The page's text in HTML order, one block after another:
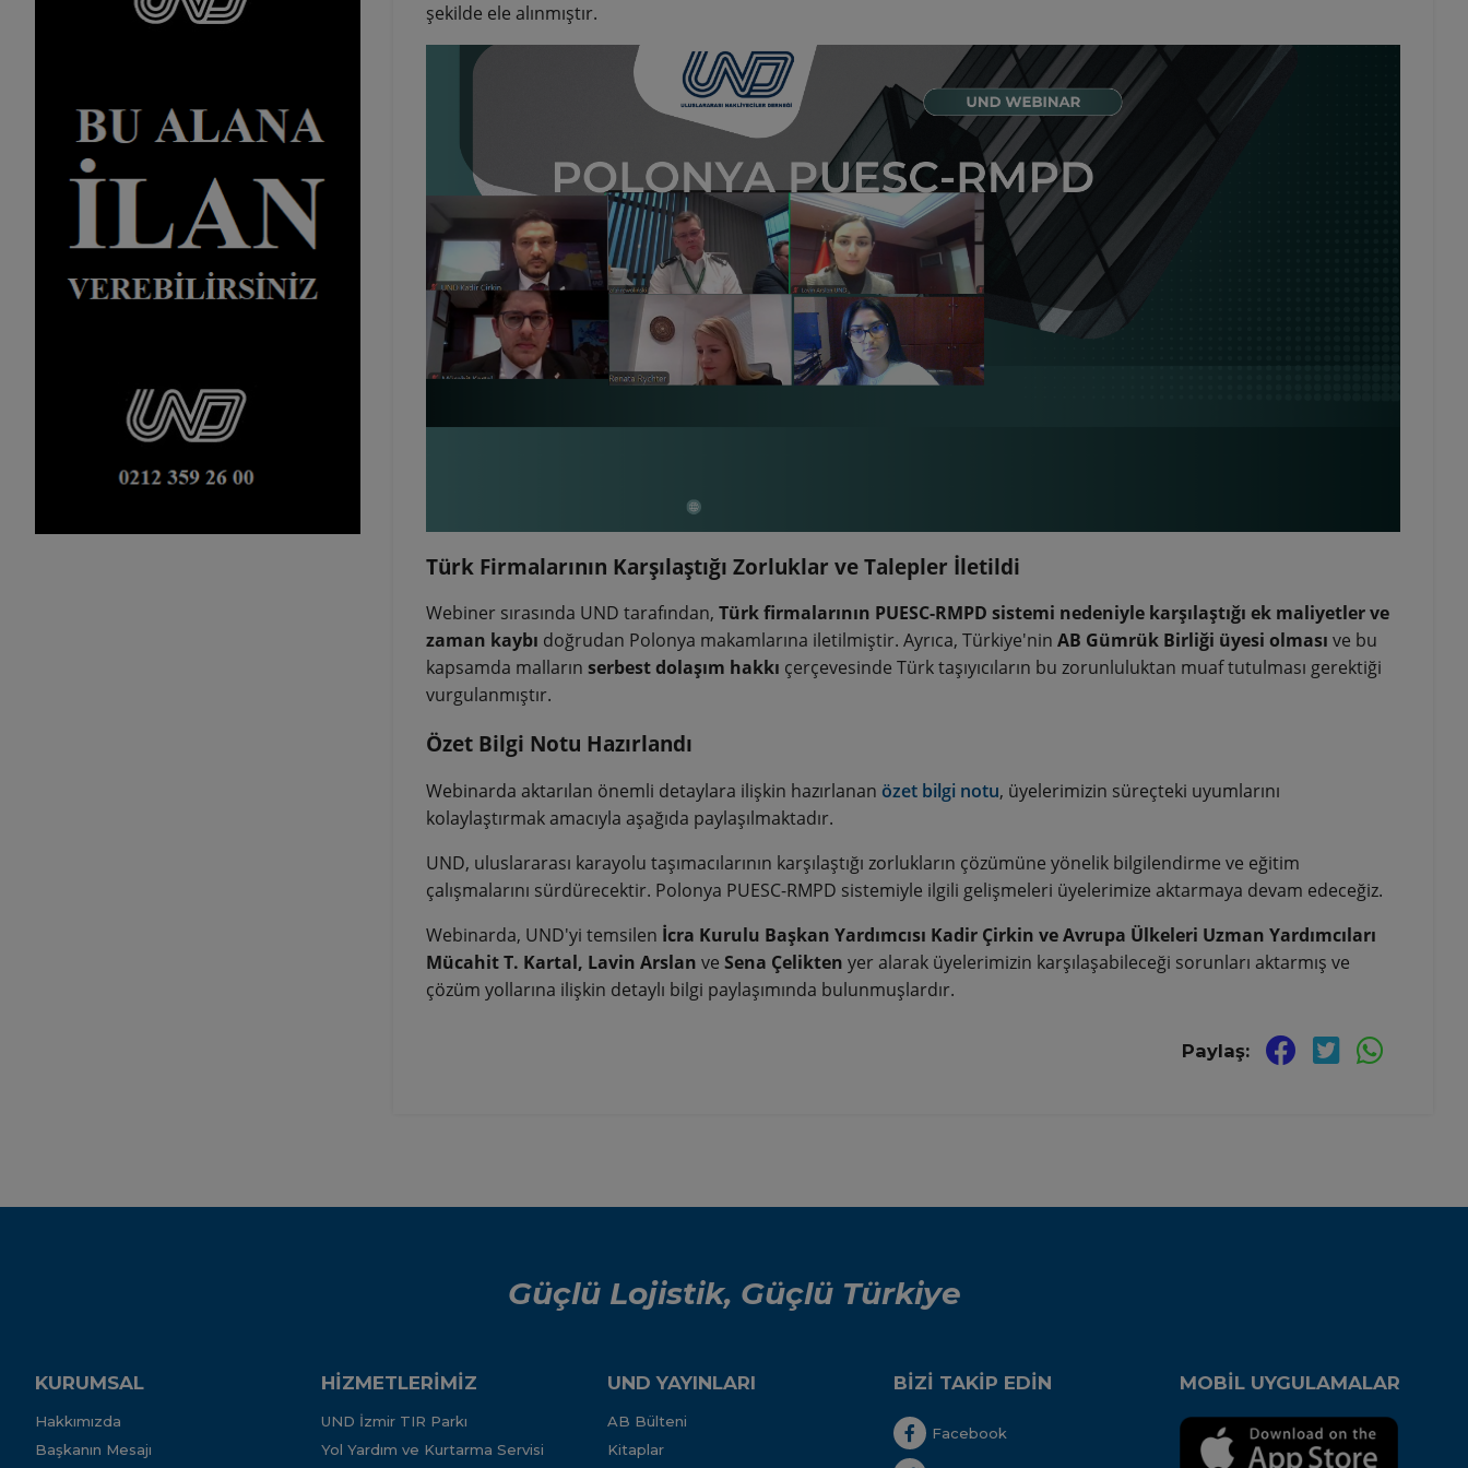
şekilde ele alınmıştır.
Türk Firmalarının Karşılaştığı Zorluklar ve Talepler İletildi
Webiner sırasında UND tarafından, Türk firmalarının PUESC-RMPD sistemi nedeniyle karşılaştığı ek maliyetler ve
zaman kaybı doğrudan Polonya makamlarına iletilmiştir. Ayrıca, Türkiye'nin AB Gümrük Birliği üyesi olması ve bu
kapsamda malların serbest dolaşım hakkı çerçevesinde Türk taşıyıcıların bu zorunluluktan muaf tutulması gerektiği
vurgulanmıştır.
Özet Bilgi Notu Hazırlandı
Webinarda aktarılan önemli detaylara ilişkin hazırlanan özet bilgi notu, üyelerimizin süreçteki uyumlarını
kolaylaştırmak amacıyla aşağıda paylaşılmaktadır.
UND, uluslararası karayolu taşımacılarının karşılaştığı zorlukların çözümüne yönelik bilgilendirme ve eğitim
çalışmalarını sürdürecektir. Polonya PUESC-RMPD sistemiyle ilgili gelişmeleri üyelerimize aktarmaya devam edeceğiz.
Webinarda, UND'yi temsilen İcra Kurulu Başkan Yardımcısı Kadir Çirkin ve Avrupa Ülkeleri Uzman Yardımcıları
Mücahit T. Kartal, Lavin Arslan ve Sena Çelikten yer alarak üyelerimizin karşılaşabileceği sorunları aktarmış ve
çözüm yollarına ilişkin detaylı bilgi paylaşımında bulunmuşlardır.
Paylaş:
Güçlü Lojistik, Güçlü Türkiye
KURUMSAL
Hakkımızda
Başkanın Mesajı
HİZMETLERİMİZ
UND İzmir TIR Parkı
Yol Yardım ve Kurtarma Servisi
UND YAYINLARI
AB Bülteni
Kitaplar
BİZİ TAKİP EDİN
Facebook
MOBİL UYGULAMALAR